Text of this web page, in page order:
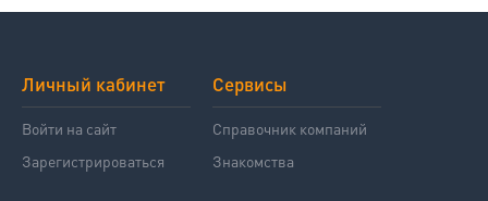
Личный кабинет
Войти на сайт
Зарегистрироваться
Сервисы
Справочник компаний
Знакомства